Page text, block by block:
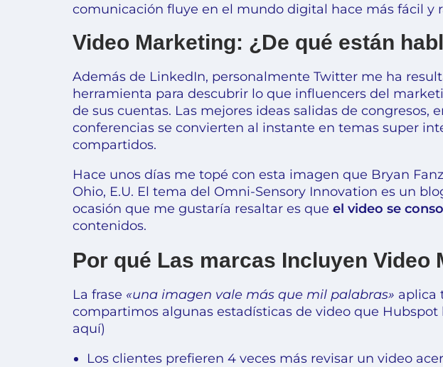
comunicación fluye en el mundo digital hace más fácil y
Video Marketing: ¿De qué están
Además de LinkedIn, personalmente Twitter me ha
herramienta para descubrir lo que influencers del
de sus cuentas. Las mejores ideas salidas de congresos,
conferencias se convierten al instante en temas super
compartidos.
Hace unos días me topé con esta imagen que Bryan
Ohio, E.U. El tema del Omni-Sensory Innovation es un
ocasión que me gustaría resaltar es que el video se
contenidos.
Por qué Las marcas Incluyen Video
La frase «una imagen vale más que mil palabras» aplica
compartimos algunas estadísticas de video que
aquí)
Los clientes prefieren 4 veces más revisar un video